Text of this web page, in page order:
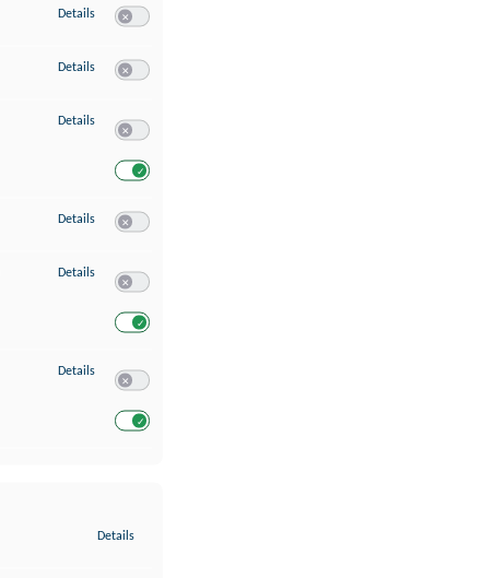
Details zu Erstellung von Profilen für personalisierte Werbung
Details zu Verwendung von Profilen zur Auswahl personalisierter Werbung
Details zu Messung der Werbeleistung
Details zu Messung der Performance von Inhalten
Details zu Analyse von Zielgruppen durch Statistiken oder Kombinationen von
Details zu Entwicklung und Verbesserung der Angebote
Details